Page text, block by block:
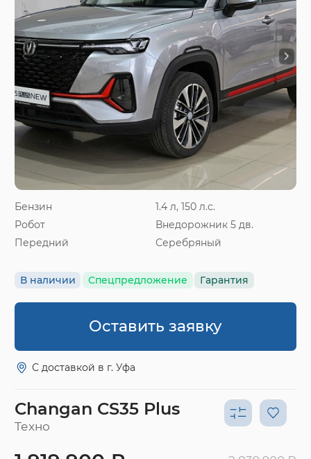
Бензин
1.4 л, 150 л.с.
Робот
Внедорожник 5 дв.
Передний
Серебряный
В наличии Спецпредложение Гарантия
Оставить заявку
С доставкой в г. Уфа
Changan CS35 Plus
Техно